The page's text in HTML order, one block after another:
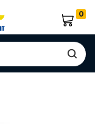
Carrello
0